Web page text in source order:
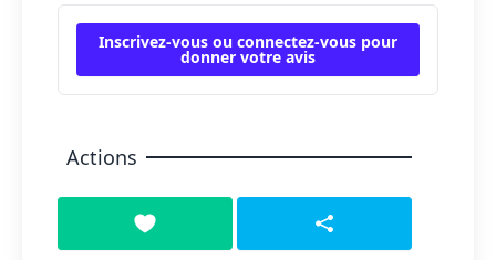
Inscrivez-vous ou connectez-vous pour
donner votre avis
Actions